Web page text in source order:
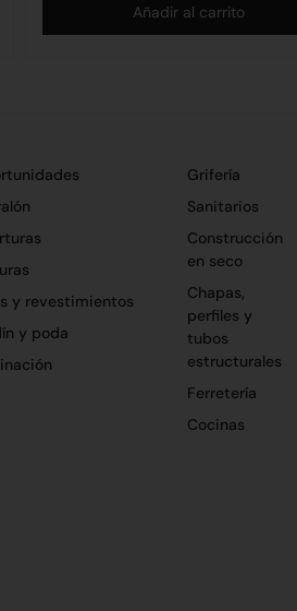
Añadir al carrito
y revestimientos
y poda
Grifería
Sanitarios
Construcción
en seco
Chapas,
perfiles y
tubos
estructurales
Ferretería
Cocinas